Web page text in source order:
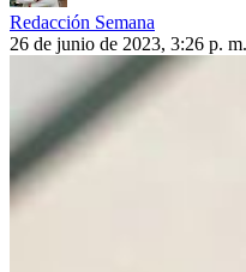
Redacción Semana
26 de junio de 2023, 3:26 p. m.